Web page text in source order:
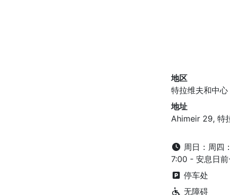
地区
特拉维夫和中心
地址
Ahimeir 29, 特
周日：周四
7:00 - 安息日
停车处
无障碍